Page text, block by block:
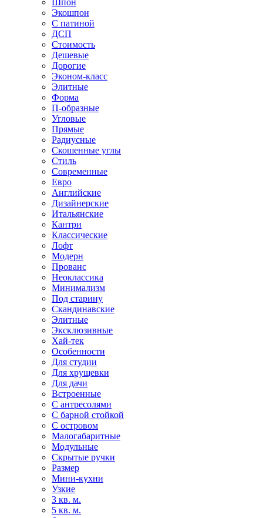
Шпон
Экошпон
С патиной
ДСП
Стоимость
Дешевые
Дорогие
Эконом-класс
Элитные
Форма
П-образные
Угловые
Прямые
Радиусные
Скошенные углы
Стиль
Современные
Евро
Английские
Дизайнерские
Итальянские
Кантри
Классические
Лофт
Модерн
Прованс
Неоклассика
Минимализм
Под старину
Скандинавские
Элитные
Эксклюзивные
Хай-тек
Особенности
Для студии
Для хрущевки
Для дачи
Встроенные
С антресолями
С барной стойкой
С островом
Малогабаритные
Модульные
Скрытые ручки
Размер
Мини-кухни
Узкие
3 кв. м.
5 кв. м.